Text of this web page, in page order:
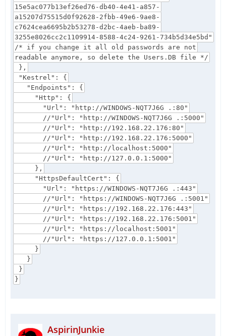
15e5ac077b13ef26ed76-db40-4e41-a857-
a15207d75515d0f92628-2fbb-49e6-9ae8-
c7624cea6695b2b53278-d2bc-4aeb-ba89-
3255e8026cc2c1109914-8588-4c24-9261-734b5d34e5bd"
/* if you change it all old passwords are not
readable anymore, so delete the Users.DB file */
},
"Kestrel": {
"Endpoints": {
"Http": {
"Url": "http://WINDOWS-NQT7J6G .:80"
//"Url": "http://WINDOWS-NQT7J6G .:5000"
//"Url": "http://192.168.22.176:80"
//"Url": "http://192.168.22.176:5000"
//"Url": "http://localhost:5000"
//"Url": "http://127.0.0.1:5000"
},
"HttpsDefaultCert": {
"Url": "https://WINDOWS-NQT7J6G .:443"
//"Url": "https://WINDOWS-NQT7J6G .:5001"
//"Url": "https://192.168.22.176:443"
//"Url": "https://192.168.22.176:5001"
//"Url": "https://localhost:5001"
//"Url": "https://127.0.0.1:5001"
}
}
}
}
AspirinJunkie